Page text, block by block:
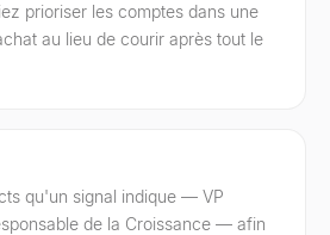
prioriser les comptes dans une
au lieu de courir après tout le
qu'un signal indique — VP
de la Croissance — afin